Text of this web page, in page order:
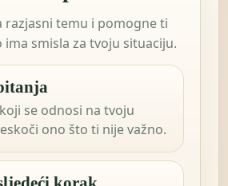
razjasni temu i pomogne ti
smisla za tvoju situaciju.
se odnosi na tvoju
ono što ti nije važno.